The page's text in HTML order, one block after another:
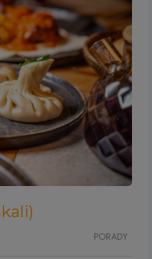
PORADY